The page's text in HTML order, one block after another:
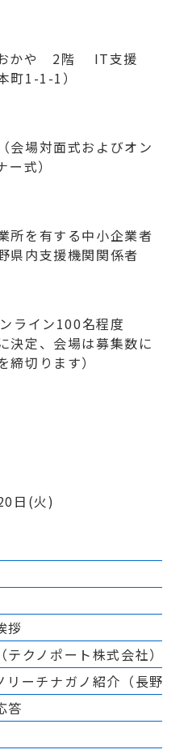
かや 2階 IT支援
1-1-1）
場対面式およびオン
式）
を有する中小企業者
県内支援機関関係者
イン100名程度
定、会場は募集数に
切ります）
日(火)
拶
テクノポート株式会社）
リーチナガノ紹介（長野県
答